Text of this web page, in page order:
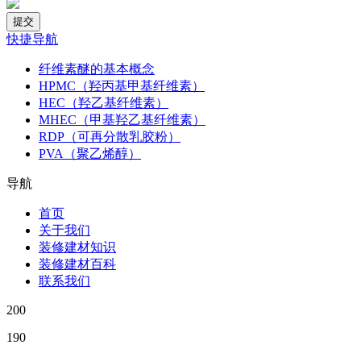
快捷导航
纤维素醚的基本概念
HPMC（羟丙基甲基纤维素）
HEC（羟乙基纤维素）
MHEC（甲基羟乙基纤维素）
RDP（可再分散乳胶粉）
PVA（聚乙烯醇）
导航
首页
关于我们
装修建材知识
装修建材百科
联系我们
200
190